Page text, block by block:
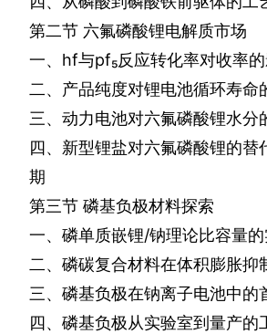
第二节 六氟磷酸锂电解质市场
一、 hf与pf₅反应转化率对收率
二、产品纯度对锂电池循环寿命
三、动力电池对六氟磷酸锂水分
四、新型锂盐对六氟磷酸锂的替
期
第三节 磷基负极材料探索
一、磷单质嵌锂/钠理论比容量
二、磷碳复合材料在体积膨胀抑
三、磷基负极在钠离子电池中的
四、磷基负极从实验室到量产的